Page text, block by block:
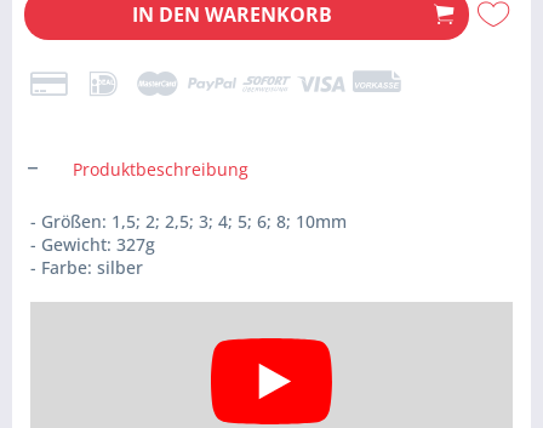
IN DEN WARENKORB
Produktbeschreibung
- Größen: 1,5; 2; 2,5; 3; 4; 5; 6; 8; 10mm
- Gewicht: 327g
- Farbe: silber